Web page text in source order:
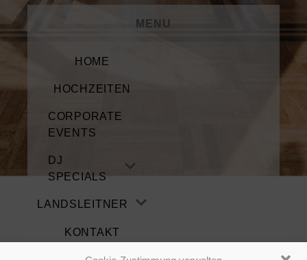
MENU
HOME
HOCHZEITEN
CORPORATE
EVENTS
DJ
SPECIALS
LANDSLEITNER
KONTAKT